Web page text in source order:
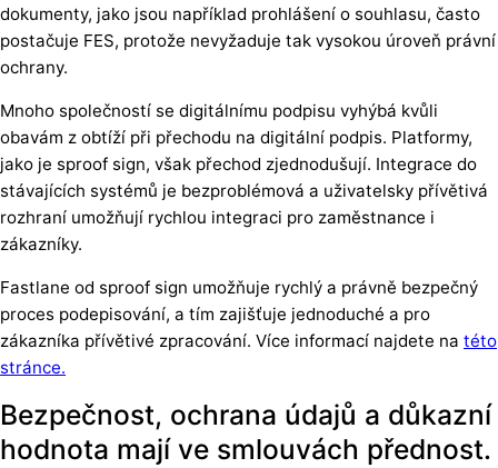
dokumenty, jako jsou například prohlášení o souhlasu, často
postačuje FES, protože nevyžaduje tak vysokou úroveň právní
ochrany.
Mnoho společností se digitálnímu podpisu vyhýbá kvůli
obavám z obtíží při přechodu na digitální podpis. Platformy,
jako je sproof sign, však přechod zjednodušují. Integrace do
stávajících systémů je bezproblémová a uživatelsky přívětivá
rozhraní umožňují rychlou integraci pro zaměstnance i
zákazníky.
Fastlane od sproof sign umožňuje rychlý a právně bezpečný
proces podepisování, a tím zajišťuje jednoduché a pro
zákazníka přívětivé zpracování. Více informací najdete na této
stránce.
Bezpečnost, ochrana údajů a důkazní
hodnota mají ve smlouvách přednost.